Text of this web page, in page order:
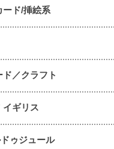
ード/挿絵系
ド／クラフト
イギリス
ゥジュール